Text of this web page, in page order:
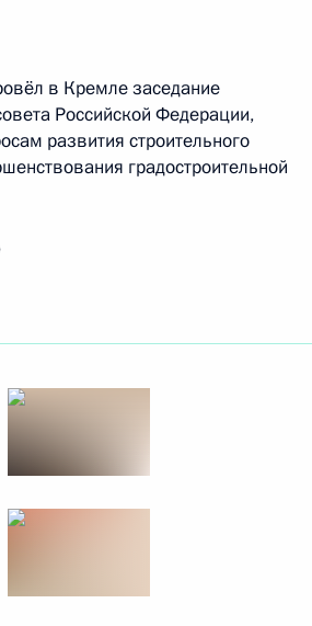
в Кремле заседание
Российской Федерации,
развития строительного
градостроительной